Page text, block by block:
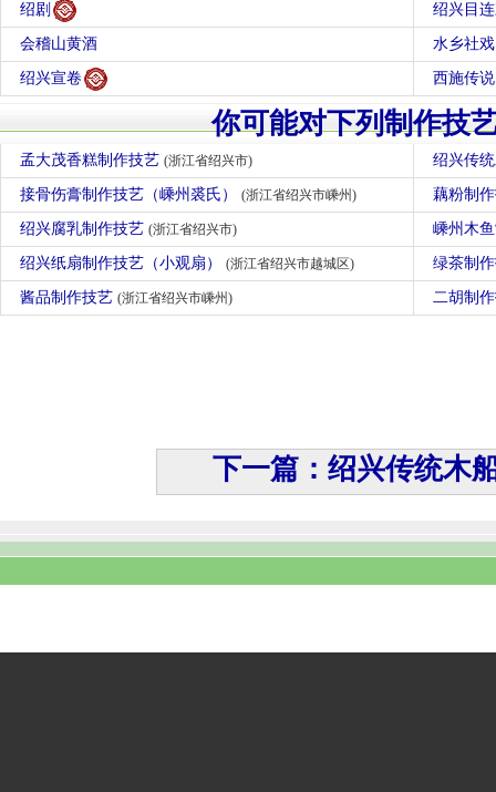
绍剧 绍兴目
会稽山黄酒 水乡社戏
绍兴宣卷 西施传说
你可能对下列制作技
孟大茂香糕制作技艺 (浙江省绍兴市) 绍兴传
接骨伤膏制作技艺（嵊州裘氏） (浙江省绍兴市嵊州) 藕粉制
绍兴腐乳制作技艺 (浙江省绍兴市) 嵊州木
绍兴纸扇制作技艺（小观扇） (浙江省绍兴市越城区) 绿茶制
酱品制作技艺 (浙江省绍兴市嵊州) 二胡制
下一篇：绍兴传统木